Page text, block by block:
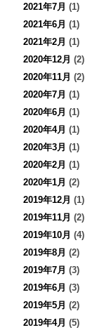
2021年7月 (1)
2021年6月 (1)
2021年2月 (1)
2020年12月 (2)
2020年11月 (2)
2020年7月 (1)
2020年6月 (1)
2020年4月 (1)
2020年3月 (1)
2020年2月 (1)
2020年1月 (2)
2019年12月 (1)
2019年11月 (2)
2019年10月 (4)
2019年8月 (2)
2019年7月 (3)
2019年6月 (3)
2019年5月 (2)
2019年4月 (5)